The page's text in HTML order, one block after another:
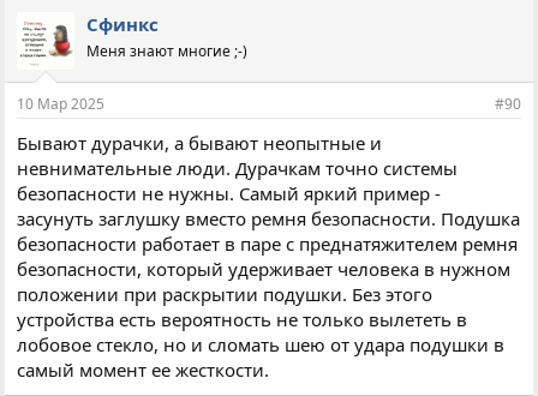
Сфинкс
Меня знают многие ;-)
10 Мар 2025 #90
Бывают дурачки, а бывают неопытные и
невнимательные люди. Дурачкам точно системы
безопасности не нужны. Самый яркий пример -
засунуть заглушку вместо ремня безопасности. Подушка
безопасности работает в паре с преднатяжителем ремня
безопасности, который удерживает человека в нужном
положении при раскрытии подушки. Без этого
устройства есть вероятность не только вылететь в
лобовое стекло, но и сломать шею от удара подушки в
самый момент ее жесткости.